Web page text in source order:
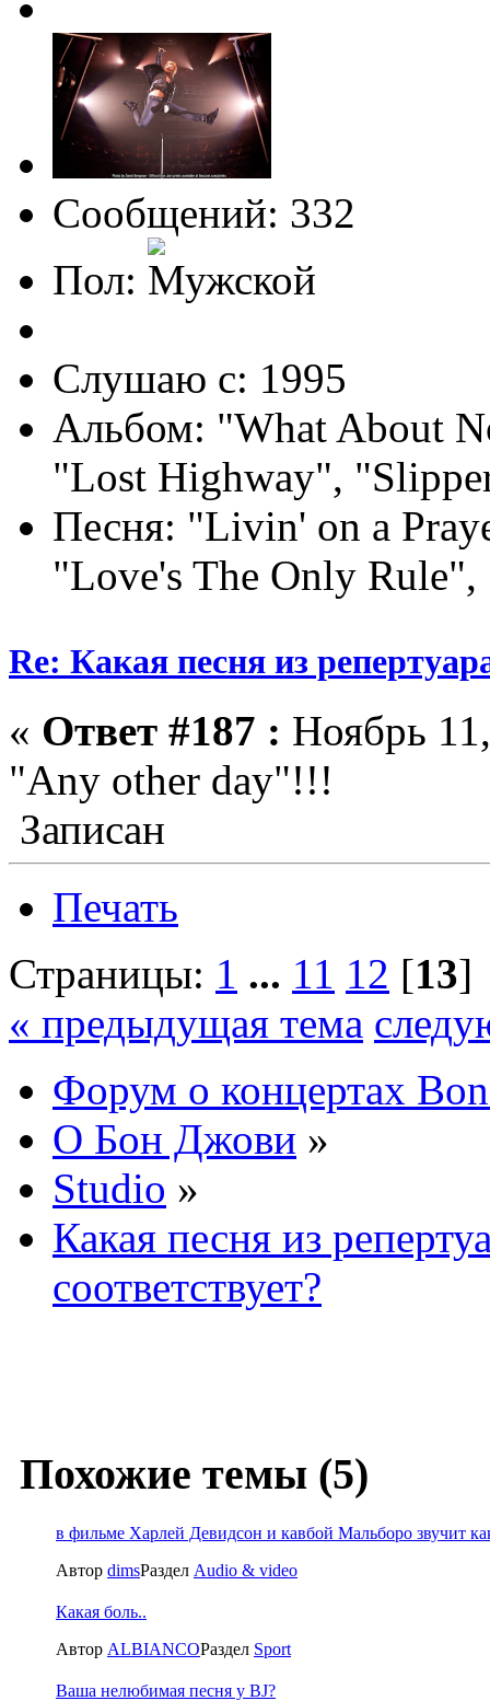
Сообщений: 332
Пол:
Слушаю с: 1995
Альбом: "What About
"Lost Highway",
Песня: "Livin' on a
"Love's The Only Rule",
Re: Какая песня из
« Ответ #187 : Ноябрь
"Any other day"!!!
Записан
Печать
Страницы: 1 ... 11 12 [13
« предыдущая тема
Форум о концертах
О Бон Джови »
Studio »
Какая песня из
соответствует?
Похожие темы (5)
в фильме Харлей Девидсон и кавбой Мальборо звучит
Автор dimsРаздел Audio & video
Какая боль..
Автор ALBIANCOРаздел Sport
Ваша нелюбимая песня у BJ?